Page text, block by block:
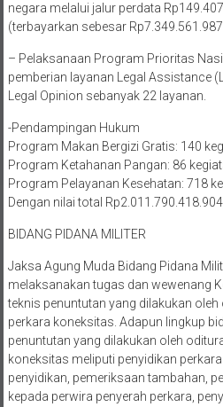
negara melalui jalur perdata
(terbayarkan sebesar
– Pelaksanaan Program Prioritas
pemberian layanan Legal Assistance
Legal Opinion sebanyak 22 layanan.
-Pendampingan Hukum
Program Makan Bergizi Gratis: 140
Program Ketahanan Pangan: 86
Program Pelayanan Kesehatan: 718
Dengan nilai total
BIDANG PIDANA MILITER
Jaksa Agung Muda Bidang Pidana
melaksanakan tugas dan wewenang
teknis penuntutan yang dilakukan
perkara koneksitas. Adapun lingkup
penuntutan yang dilakukan oleh
koneksitas meliputi penyidikan
penyidikan, pemeriksaan tambahan,
kepada perwira penyerah perkara,